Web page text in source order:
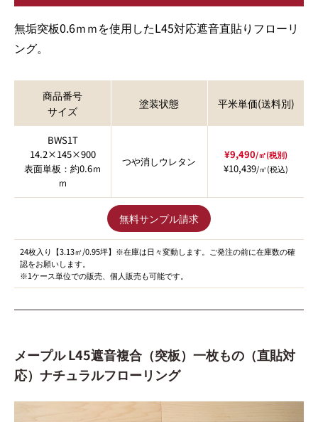
無垢突板0.6ｍｍを使用したL45対応遮音直貼りフローリ
ング。
商品番号
サイズ
塗装状態 平米単価(送料別)
BWS1T
14.2×145×900
表面単板：約0.6ｍ
ｍ
つや消しウレタン
¥9,490/㎡(税別)
¥10,439/㎡(税込)
無料サンプル請求
24枚入り【3.13㎡/0.95坪】※在庫は日々変動します。ご発注の前に在庫数の確
認をお願いします。
※1ケース単位での販売、個人販売も可能です。
メープル L45遮音複合（突板）一枚もの（直貼対
応）ナチュラルフローリング